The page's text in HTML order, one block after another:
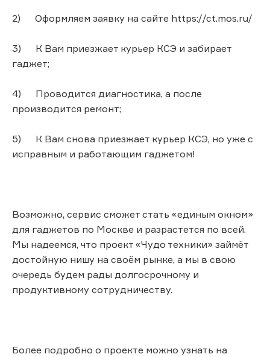
2) Оформляем заявку на сайте https://ct.mos.ru/
3) К Вам приезжает курьер КСЭ и забирает
гаджет;
4) Проводится диагностика, а после
производится ремонт;
5) К Вам снова приезжает курьер КСЭ, но уже с
исправным и работающим гаджетом!
Возможно, сервис сможет стать «единым окном»
для гаджетов по Москве и разрастется по всей.
Мы надеемся, что проект «Чудо техники» займёт
достойную нишу на своём рынке, а мы в свою
очередь будем рады долгосрочному и
продуктивному сотрудничеству.
Более подробно о проекте можно узнать на